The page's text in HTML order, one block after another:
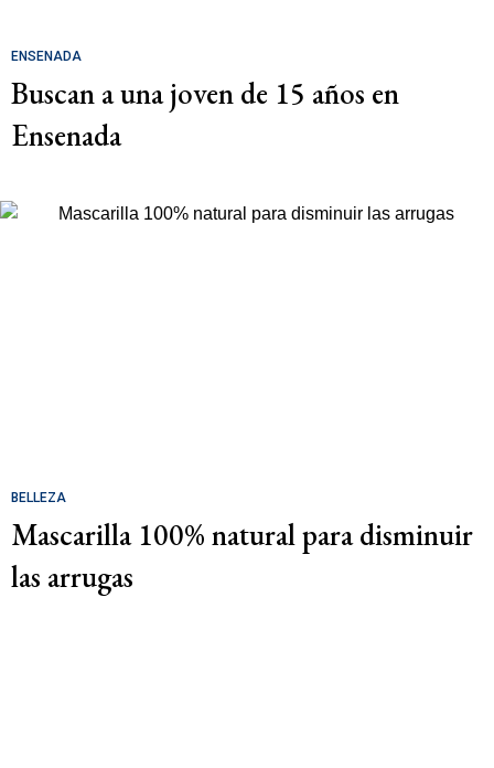
ENSENADA
Buscan a una joven de 15 años en
Ensenada
BELLEZA
Mascarilla 100% natural para disminuir
las arrugas